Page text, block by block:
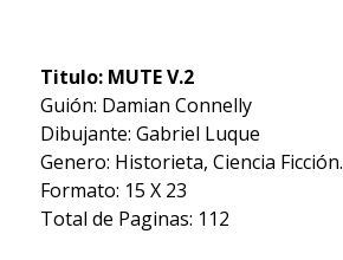
Titulo: MUTE V.2
Guión: Damian Connelly
Dibujante: Gabriel Luque
Genero: Historieta, Ciencia Ficción.
Formato: 15 X 23
Total de Paginas: 112